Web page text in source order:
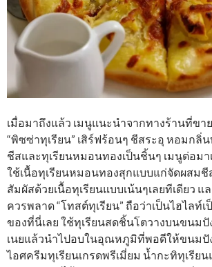
เมื่อมาถึงแล้ว เมนูแนะนำจากทางร้านที่ข
“พิซซ่าทุเรียน” เสิร์ฟร้อนๆ ชีสระอุ หอมกลิ่
ชีสและทุเรียนหมอนทองเป็นชิ้นๆ เมนูต่อมา
ใช้เนื้อทุเรียนหมอนทองสุกแบบแก่จัดผสม
สัมผัสด้วยเนื้อทุเรียนแบบเน้นๆเลยทีเดียว
ควรพลาด “โทสต์ทุเรียน” ถือว่าเป็นไฮไลท์เ
ของที่นี่เลย ใช้ทุเรียนสดชิ้นโตวางบนขนม
เนยแล้วนำไปอบในอุณหภูมิที่พอดีให้ขนมปั
ไอศครีมทุเรียนเกรดพรีเมี่ยม น้ำกะทิทุเรีย